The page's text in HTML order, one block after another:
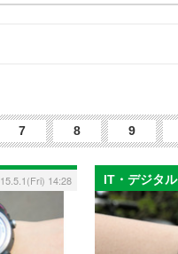
7 8 9
14:28 IT・デジタル